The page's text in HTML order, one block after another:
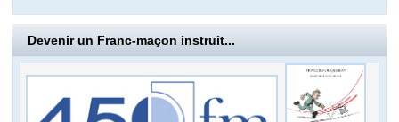
Devenir un Franc-maçon instruit...